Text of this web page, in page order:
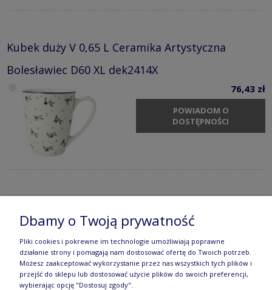
Kubek duży V 0,65 L Ceramika Artystyczna
Bolesławiec D60 XL dek2414X
76,43 zł
POWIADOM O
DOSTĘPNOŚCI
Bolesławiec 855 dek2414X
192,80 zł
POWIADOM O
DOSTĘPNOŚCI
Dbamy o Twoją prywatność
Pliki cookies i pokrewne im technologie umożliwiają poprawne
działanie strony i pomagają nam dostosować ofertę do Twoich potrzeb.
Możesz zaakceptować wykorzystanie przez nas wszystkich tych plików i
przejść do sklepu lub dostosować użycie plików do swoich preferencji,
wybierając opcję "Dostosuj zgody".